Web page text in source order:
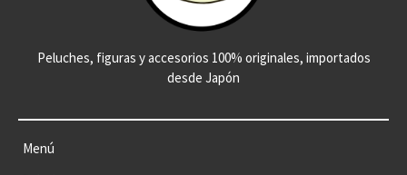
Peluches, figuras y accesorios 100% originales, importados
desde Japón
Menú